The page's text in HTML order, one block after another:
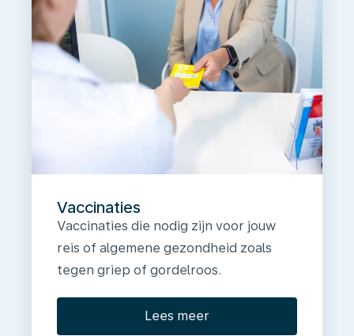
Vaccinaties
Vaccinaties die nodig zijn voor jouw
reis of algemene gezondheid zoals
tegen griep of gordelroos.
Lees meer